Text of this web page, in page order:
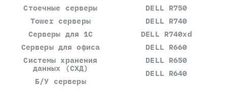
Стоечные серверы
Tower серверы
Серверы для 1С
Серверы для офиса
Системы хранения
данных (СХД)
Б/У серверы
DELL R750
DELL R740
DELL R740xd
DELL R660
DELL R650
DELL R640